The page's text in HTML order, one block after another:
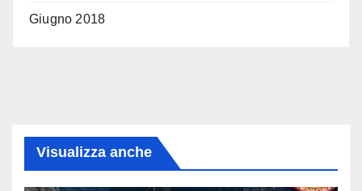
Giugno 2018
Visualizza anche